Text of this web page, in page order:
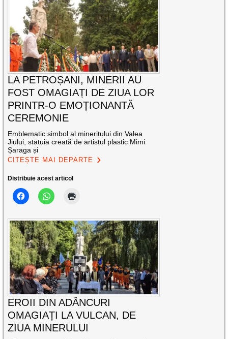
LA PETROȘANI, MINERII AU
FOST OMAGIAȚI DE ZIUA LOR
PRINTR-O EMOȚIONANTĂ
CEREMONIE
Emblematic simbol al mineritului din Valea
Jiului, statuia creată de artistul plastic Mimi
Șaraga și
CITEȘTE MAI DEPARTE
Distribuie acest articol
EROII DIN ADÂNCURI
OMAGIAȚI LA VULCAN, DE
ZIUA MINERULUI